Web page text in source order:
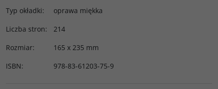
Typ okładki:
oprawa miękka
Liczba stron:
214
Rozmiar:
165 x 235 mm
ISBN: 978-83-61203-75-9